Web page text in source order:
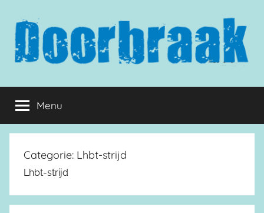
inhoud
springen
Doorbraak.eu
Menu
Categorie: Lhbt-strijd
Lhbt-strijd